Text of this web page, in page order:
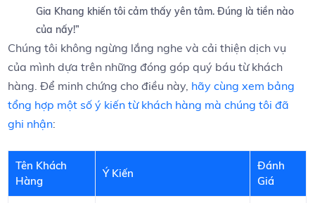
Gia Khang ‍khiến ⁤tôi cảm thấy ‌yên tâm. Đúng‍ là ⁣tiền nào
của nấy!”
Chúng tôi ‍không ⁤ngừng lắng⁣ nghe và cải thiện dịch vụ
của ⁢mình dựa⁤ trên những đóng ⁤góp quý báu‍ từ khách
hàng. Để minh ​chứng cho ⁤điều này, hãy​ cùng⁢ xem bảng
‍tổng hợp một số ‍ý kiến từ⁢ khách ‍hàng ‌mà chúng ⁢tôi đã
⁤ghi ⁣nhận:
Tên‍ Khách
Hàng
Ý Kiến
Đánh
Giá